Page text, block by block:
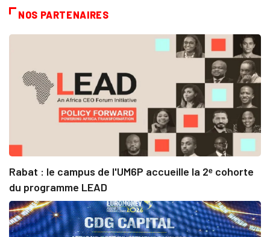
NOS PARTENAIRES
Rabat : le campus de l'UM6P accueille la 2ᵉ cohorte
du programme LEAD